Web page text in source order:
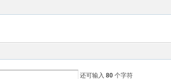
还可输入 80 个字符